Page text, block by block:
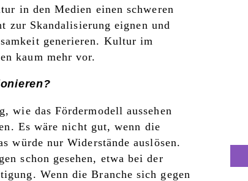
in den Medien einen schweren
zur Skandalisierung eignen und
generieren. Kultur im
kaum mehr vor.
wie das Fördermodell aussehen
Es wäre nicht gut, wenn die
würde nur Widerstände auslösen.
schon gesehen, etwa bei der
Wenn die Branche sich gegen